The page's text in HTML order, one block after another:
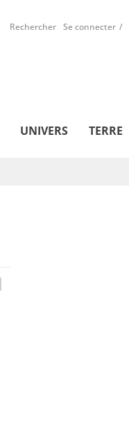
Rechercher Se connecter
UNIVERS TERRE